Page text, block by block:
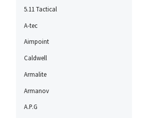
5.11 Tactical
A-tec
Aimpoint
Caldwell
Armalite
Armanov
A.P.G